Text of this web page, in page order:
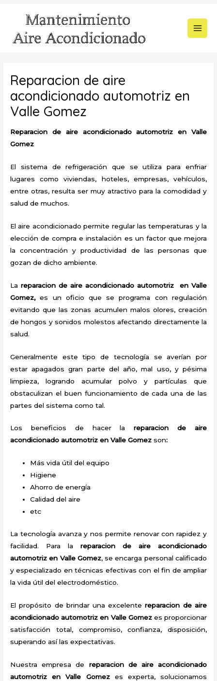
contenido
Reparacion de aire
acondicionado automotriz en
Valle Gomez
Reparacion de aire acondicionado automotriz en Valle
Gomez
El sistema de refrigeración que se utiliza para enfriar
lugares como viviendas, hoteles, empresas, vehículos,
entre otras, resulta ser muy atractivo para la comodidad y
salud de muchos.
El aire acondicionado permite regular las temperaturas y la
elección de compra e instalación es un factor que mejora
la concentración y productividad de las personas que
gozan de dicho ambiente.
Lareparacion de aire acondicionado automotriz en Valle
Gomez,es un oficio que se programa con regulación
evitando que las zonas acumulen malos olores, creación
de hongos y sonidos molestos afectando directamente la
salud.
Generalmente este tipo de tecnología se averían por
estar apagados gran parte del año, mal uso, y pésima
limpieza, logrando acumular polvo y partículas que
obstaculizan el buen funcionamiento de cada una de las
partes del sistema como tal.
Los beneficios de hacer lareparacion de aire
acondicionado automotriz en Valle Gomezson:
Más vida útil del equipo
Higiene
Ahorro de energía
Calidad del aire
etc
La tecnología avanza y nos permite renovar con rapidez y
facilidad. Para la reparacion de aire acondicionado
automotriz en Valle Gomez, se encarga personal calificado
y especializado en técnicas efectivas con el fin de ampliar
la vida útil del electrodoméstico.
El propósito de brindar una excelentereparacion de aire
acondicionado automotriz en Valle Gomezes proporcionar
satisfacción total, compromiso, confianza, disposición,
superando así las expectativas.
Nuestra empresa de reparacion de aire acondicionado
automotriz en Valle Gomezes experta, solucionamos